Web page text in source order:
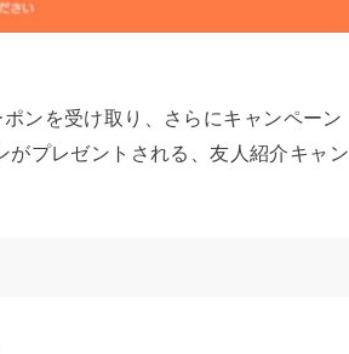
ンを受け取り、さらにキャンペーン
プレゼントされる、友人紹介キャン